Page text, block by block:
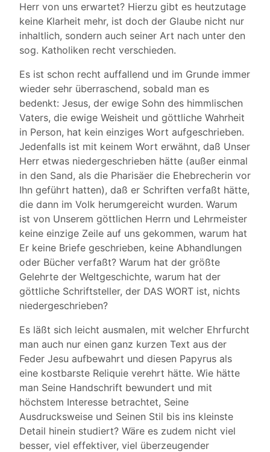
Herr von uns erwartet? Hierzu gibt es heutzutage
keine Klarheit mehr, ist doch der Glaube nicht nur
inhaltlich, sondern auch seiner Art nach unter den
sog. Katholiken recht verschieden.
Es ist schon recht auffallend und im Grunde immer
wieder sehr überraschend, sobald man es
bedenkt: Jesus, der ewige Sohn des himmlischen
Vaters, die ewige Weisheit und göttliche Wahrheit
in Person, hat kein einziges Wort aufgeschrieben.
Jedenfalls ist mit keinem Wort erwähnt, daß Unser
Herr etwas niedergeschrieben hätte (außer einmal
in den Sand, als die Pharisäer die Ehebrecherin vor
Ihn geführt hatten), daß er Schriften verfaßt hätte,
die dann im Volk herumgereicht wurden. Warum
ist von Unserem göttlichen Herrn und Lehrmeister
keine einzige Zeile auf uns gekommen, warum hat
Er keine Briefe geschrieben, keine Abhandlungen
oder Bücher verfaßt? Warum hat der größte
Gelehrte der Weltgeschichte, warum hat der
göttliche Schriftsteller, der DAS WORT ist, nichts
niedergeschrieben?
Es läßt sich leicht ausmalen, mit welcher Ehrfurcht
man auch nur einen ganz kurzen Text aus der
Feder Jesu aufbewahrt und diesen Papyrus als
eine kostbarste Reliquie verehrt hätte. Wie hätte
man Seine Handschrift bewundert und mit
höchstem Interesse betrachtet, Seine
Ausdrucksweise und Seinen Stil bis ins kleinste
Detail hinein studiert? Wäre es zudem nicht viel
besser, viel effektiver, viel überzeugender